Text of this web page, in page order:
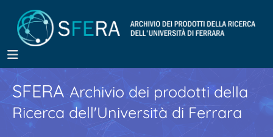
SFERA Archivio dei prodotti della
Ricerca dell'Università di Ferrara